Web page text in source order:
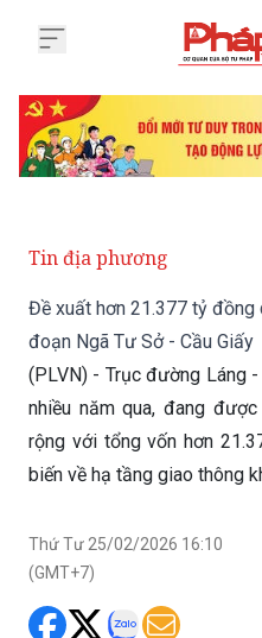
Tin địa phương
Đề xuất hơn 21.377 tỷ đồng
đoạn Ngã Tư Sở - Cầu Giấy
(PLVN) - Trục đường Láng
nhiều năm qua, đang
rộng với tổng vốn hơn
biến về hạ tầng giao thông
Thứ Tư 25/02/2026 16:10
(GMT+7)